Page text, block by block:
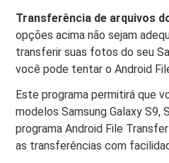
Transferência de arquivos
opções acima não sejam
transferir suas fotos do seu
você pode tentar o Android
Este programa permitirá que
modelos Samsung Galaxy S9,
programa Android File
as transferências com